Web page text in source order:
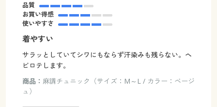
品質
お買い得感
使いやすさ
着やすい
サラッとしていてシワにもならず汗染みも残らない。ヘ
ビロテします。
商品： 麻調チュニック（サイズ：M～L / カラー：ベージ
ュ）